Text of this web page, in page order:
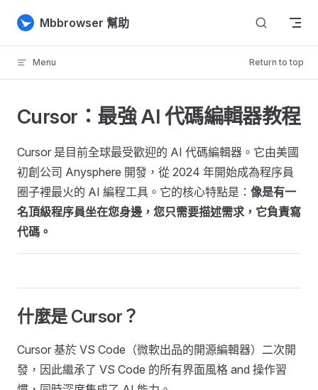
Skip to content
Mbbrowser 幫助
Menu Return to top
Cursor：最強 AI 代碼編輯器教程
Cursor 是目前全球最受歡迎的 AI 代碼編輯器。它由美國
初創公司 Anysphere 開發，從 2024 年開始成為程序員
圈子裡最火的 AI 編程工具。它的核心特點是： 像是有一
名頂級程序員坐在您身邊，您只需要描述需求，它負責寫
代碼。
什麼是 Cursor？
Cursor 基於 VS Code（微軟出品的開源編輯器）二次開
發，因此繼承了 VS Code 的所有界面風格 and 操作習